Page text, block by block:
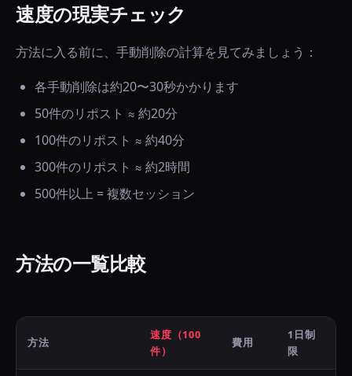
速度の現実チェック
方法に入る前に、手動削除の計算を見てみましょう：
各手動削除は約20〜30秒かかります
50件のリポスト ≈ 約20分
100件のリポスト ≈ 約40分
300件のリポスト ≈ 約2時間
500件以上 = 複数セッション
方法の一覧比較
方法
速度（100
件）
費用
1日制
限